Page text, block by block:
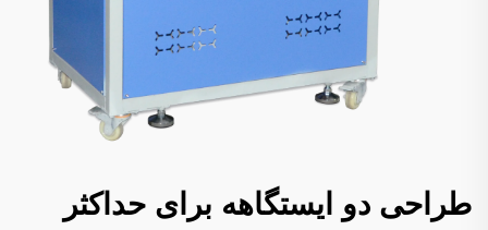
طراحی دو ایستگاهه برای حداکثر